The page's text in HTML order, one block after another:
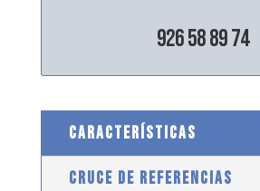
926 58 89 74
CARACTERÍSTICAS
CRUCE DE REFERENCIAS